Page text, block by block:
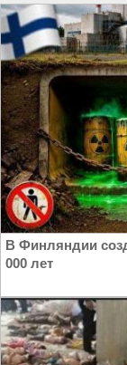
В Финляндии
000 лет